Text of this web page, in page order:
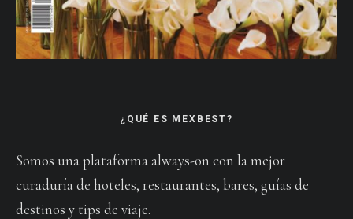
¿QUÉ ES MEXBEST?
Somos una plataforma always-on con la mejor
curaduría de hoteles, restaurantes, bares, guías de
destinos y tips de viaje.